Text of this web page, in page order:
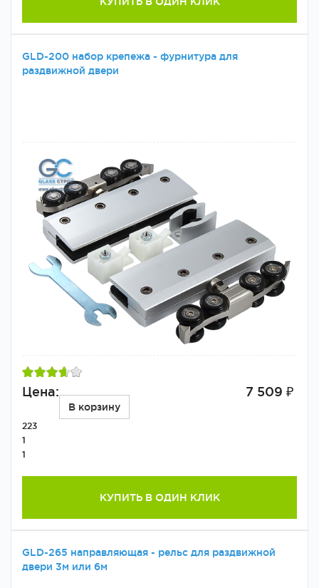
GLD-200 набор крепежа - фурнитура для
раздвижной двери
Цена: 7 509 ₽
В корзину
223
1
1
КУПИТЬ В ОДИН КЛИК
GLD-265 направляющая - рельс для раздвижной
двери 3м или 6м